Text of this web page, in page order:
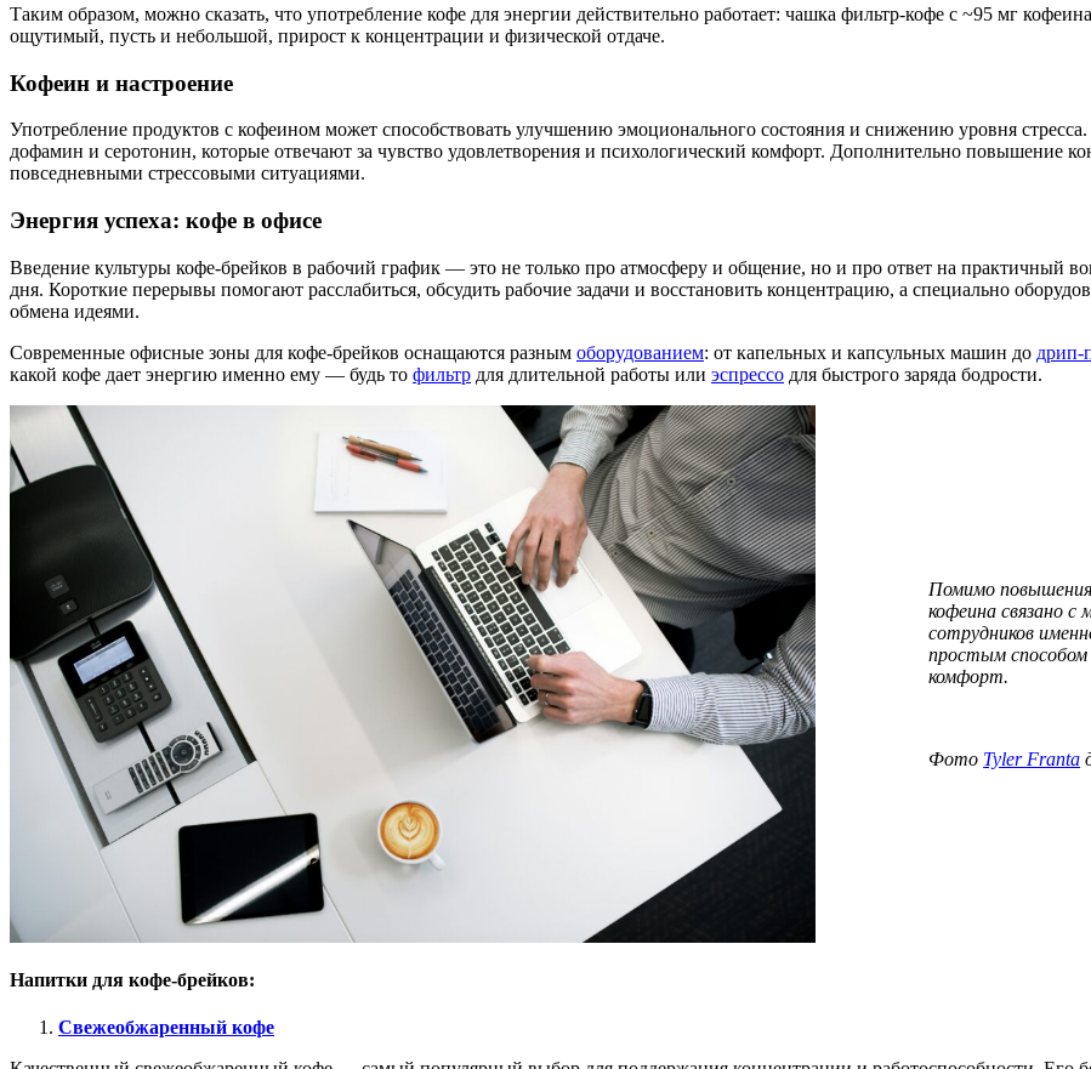
Таким образом, можно сказать, что употребление кофе для энергии действительно работает: чашка фильтр-кофе с ~95 мг
ощутимый, пусть и небольшой, прирост к концентрации и физической отдаче.
Кофеин и настроение
Употребление продуктов с кофеином может способствовать улучшению эмоционального состояния и снижению уровня
дофамин и серотонин, которые отвечают за чувство удовлетворения и психологический комфорт. Дополнительно повышение
повседневными стрессовыми ситуациями.
Энергия успеха: кофе в офисе
Введение культуры кофе-брейков в рабочий график — это не только про атмосферу и общение, но и про ответ на практичный
дня. Короткие перерывы помогают расслабиться, обсудить рабочие задачи и восстановить концентрацию, а специально
обмена идеями.
Современные офисные зоны для кофе-брейков оснащаются разным оборудованием: от капельных и капсульных машин до дрип-
какой кофе дает энергию именно ему — будь то фильтр для длительной работы или эспрессо для быстрого заряда бодрости.
Помимо повышения
кофеина связано с
сотрудников
простым способом
комфорт.
Фото Tyler Franta
Напитки для кофе-брейков:
Свежеобжаренный кофе